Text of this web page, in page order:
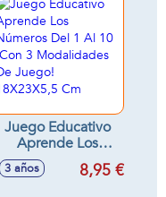
Juego Educativo
Aprende Los
Números Del 1 Al
10 ¡Con 3
3 años 8,95 €